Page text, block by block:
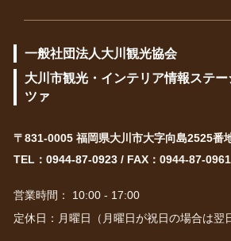
一般社団法人大川観光協会
大川市観光・インテリア情報ステ
ツァ
〒831-0005 福岡県大川市大字向島2525番
TEL： 0944-87-0923/ FAX：0944-87-0961
営業時間： 10:00 - 17:00
定休日：月曜日（月曜日が祝日の場合は翌